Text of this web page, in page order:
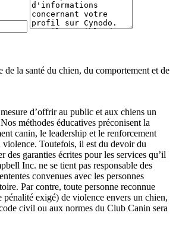
de la santé du chien, du comportement et de
d’offrir au public et aux chiens un
méthodes éducatives préconisent la
canin, le leadership et le renforcement
violence. Toutefois, il est du devoir du
des garanties écrites pour les services qu’il
Inc. ne se tient pas responsable des
convenues avec les personnes
Par contre, toute personne reconnue
pénalité exigé) de violence envers un chien,
civil ou aux normes du Club Canin sera